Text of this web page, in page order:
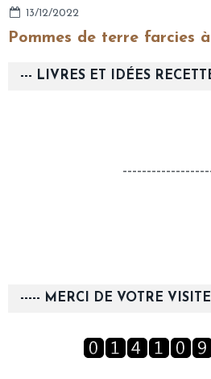
13/12/2022
Pommes de terre farcies
--- LIVRES ET IDÉES
----- MERCI DE VOTRE VISITE